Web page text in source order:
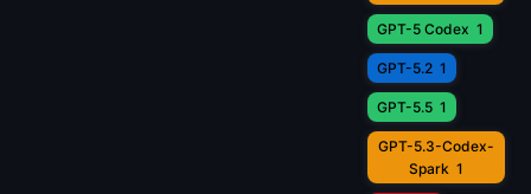
GPT-5 Codex 1
GPT-5.2 1
GPT-5.5 1
GPT-5.3-Codex-
Spark 1